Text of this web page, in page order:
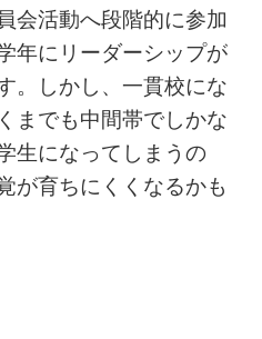
会活動へ段階的に参加
年にリーダーシップが
。しかし、一貫校にな
までも中間帯でしかな
生になってしまうの
が育ちにくくなるかも